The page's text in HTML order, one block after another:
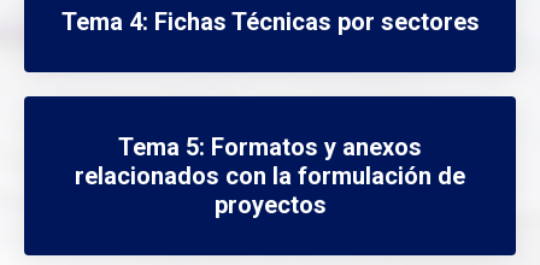
Tema 4: Fichas Técnicas por sectores
Tema 5: Formatos y anexos
relacionados con la formulación de
proyectos